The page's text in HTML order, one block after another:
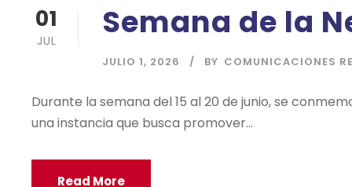
01
JUL Semana de la
JULIO 1, 2026 BY COMUNICACIONES
Durante la semana del 15 al 20 de junio, se
una instancia que busca promover...
Read More